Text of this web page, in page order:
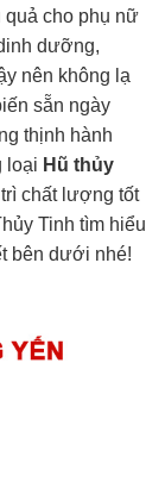
quả cho phụ nữ
dưỡng,
nên không lạ
sẵn ngày
thịnh hành
loại Hũ thủy
chất lượng tốt
Tinh tìm hiểu
bên dưới nhé!